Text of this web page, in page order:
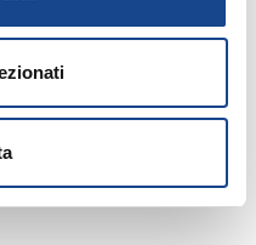
scelta per i Comuni
cittadini"."